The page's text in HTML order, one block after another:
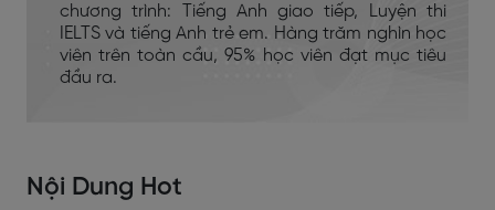
chương trình: Tiếng Anh giao tiếp, Luyện thi
IELTS và tiếng Anh trẻ em. Hàng trăm nghìn học
viên trên toàn cầu, 95% học viên đạt mục tiêu
đầu ra.
Nội Dung Hot